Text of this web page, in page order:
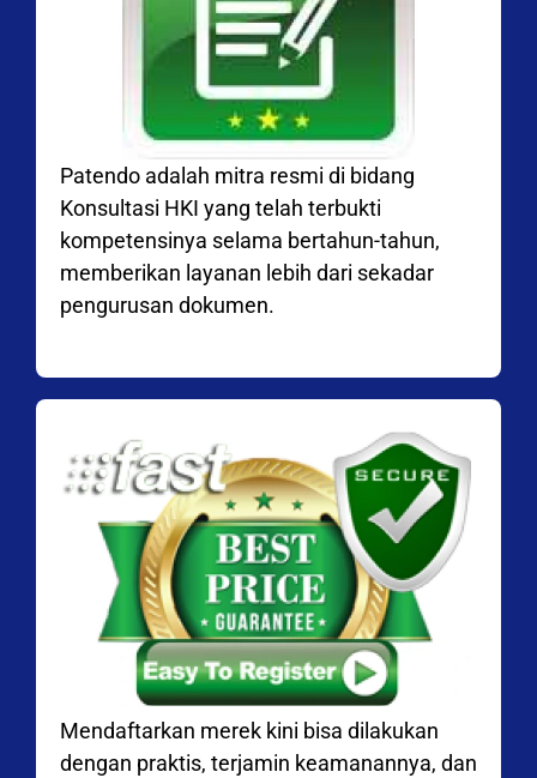
Patendo adalah mitra resmi di bidang
Konsultasi HKI yang telah terbukti
kompetensinya selama bertahun-tahun,
memberikan layanan lebih dari sekadar
pengurusan dokumen.
Mendaftarkan merek kini bisa dilakukan
dengan praktis, terjamin keamanannya, dan